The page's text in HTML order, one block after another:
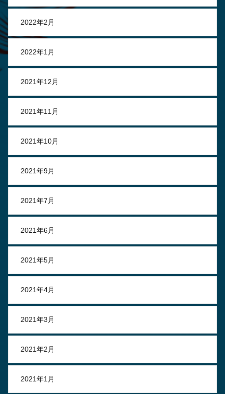
2022年2月
2022年1月
2021年12月
2021年11月
2021年10月
2021年9月
2021年7月
2021年6月
2021年5月
2021年4月
2021年3月
2021年2月
2021年1月